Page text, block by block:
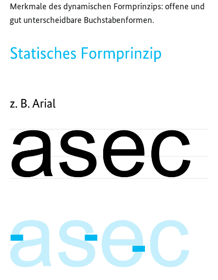
Merkmale des dynamischen Formprinzips: offene und
gut unterscheidbare Buchstabenformen.